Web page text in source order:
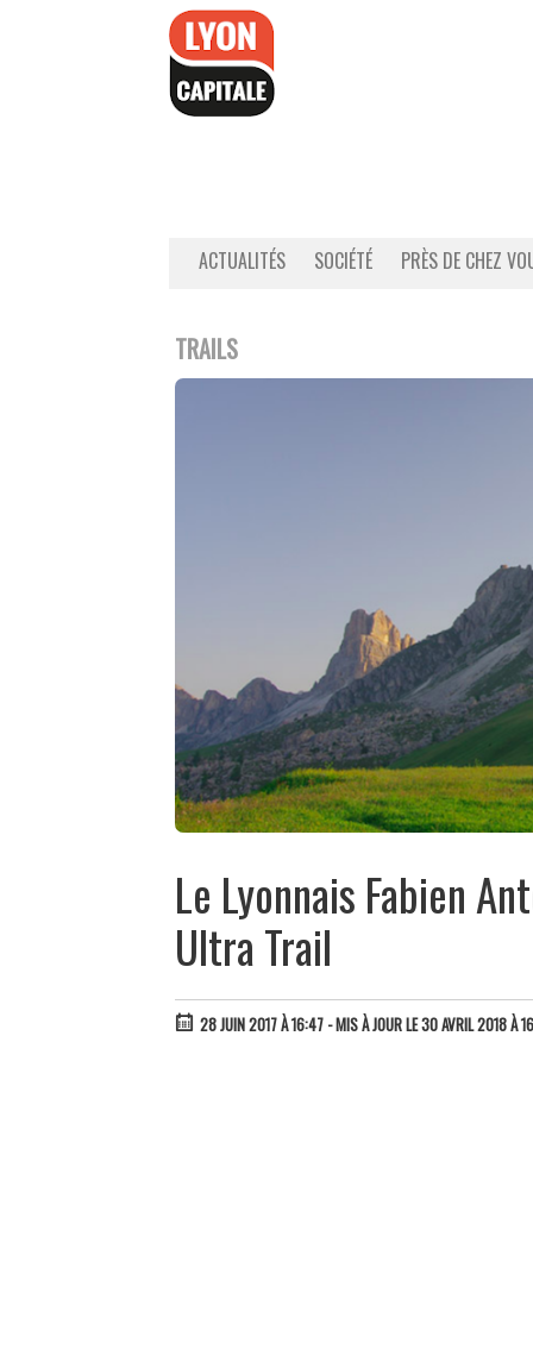
ACTUALITÉS SOCIÉTÉ PRÈS DE CHEZ
TRAILS
Le Lyonnais Fabien
Ultra Trail
28 JUIN 2017 À 16:47 - MIS À JOUR LE 30 AVRIL 2018 À